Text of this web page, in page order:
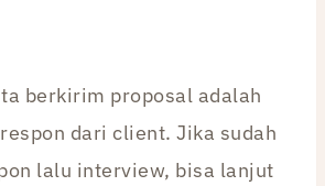
berkirim proposal adalah
dari client. Jika sudah
lalu interview, bisa lanjut